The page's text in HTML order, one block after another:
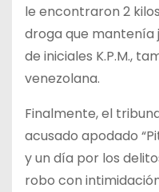
le encontraron 2
droga que mantenía
de iniciales K.P.M.,
venezolana.
Finalmente, el
acusado apodado
y un día por los
robo con